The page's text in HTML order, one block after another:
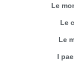
Le
Le
Le
I